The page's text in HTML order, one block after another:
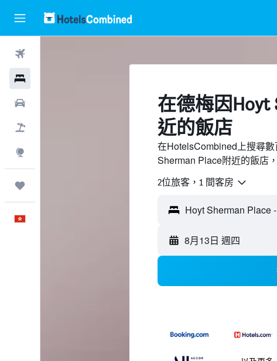
在德梅因Hoyt
近​的飯店
在HotelsCombined上搜尋
Sherman Place附近的飯店
2位旅客，1 間客房
8月13日 週四